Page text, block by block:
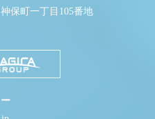
保町一丁目105番地